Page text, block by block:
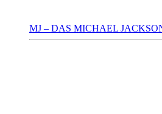
MJ – DAS MICHAEL